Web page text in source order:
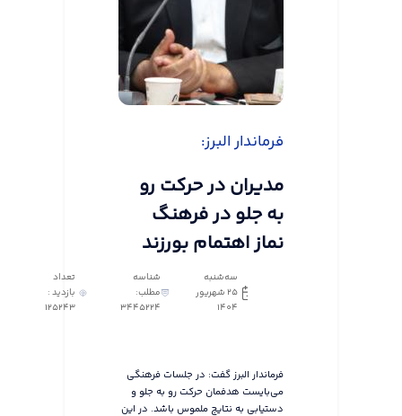
فرماندار البرز:
مدیران در حرکت رو
به جلو در فرهنگ
نماز اهتمام بورزند
سه‌شنبه
25 شهریور
1404
شناسه
مطلب:
3445224
تعداد
بازدید :
125243
فرماندار البرز گفت: در جلسات فرهنگی
می‌بایست هدفمان حرکت رو به جلو و
دستیابی به نتایج ملموس باشد. در این